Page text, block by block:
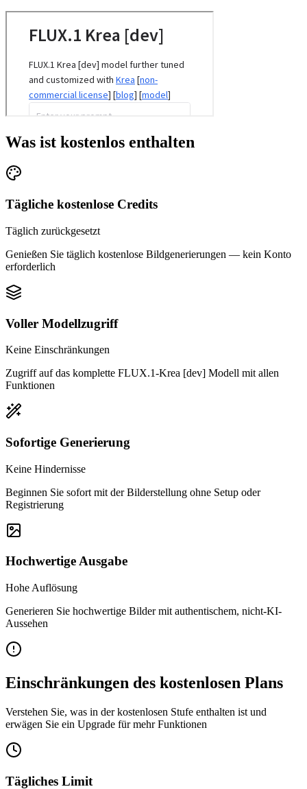
Was ist kostenlos enthalten
Tägliche kostenlose Credits
Täglich zurückgesetzt
Genießen Sie täglich kostenlose Bildgenerierungen — kein Konto
erforderlich
Voller Modellzugriff
Keine Einschränkungen
Zugriff auf das komplette FLUX.1-Krea [dev] Modell mit allen
Funktionen
Sofortige Generierung
Keine Hindernisse
Beginnen Sie sofort mit der Bilderstellung ohne Setup oder
Registrierung
Hochwertige Ausgabe
Hohe Auflösung
Generieren Sie hochwertige Bilder mit authentischem, nicht-KI-
Aussehen
Einschränkungen des kostenlosen Plans
Verstehen Sie, was in der kostenlosen Stufe enthalten ist und
erwägen Sie ein Upgrade für mehr Funktionen
Tägliches Limit